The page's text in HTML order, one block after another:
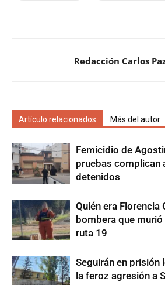
Redacción Carlos
Artículo relacionados Más del autor
Femicidio de
pruebas complican
detenidos
Quién era Florencia
bombera que murió
ruta 19
Seguirán en
la feroz agresión a